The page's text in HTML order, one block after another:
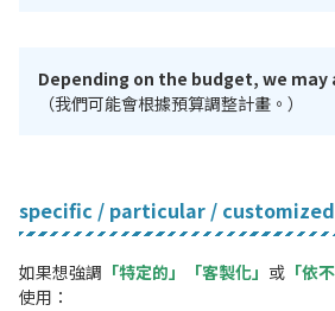
Depending on the budget, we
（我們可能會根據預算調整計畫。）
specific / particular / customized
如果想強調 「特定的」 「客製化」 或 「依
使用：